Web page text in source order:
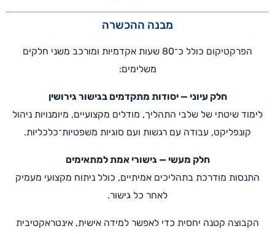
מבנה ההכשרה
הפרקטיקום כולל כ־80 שעות אקדמיות ומורכב משני חלקים
משלימים:
חלק עיוני — יסודות מתקדמים בגישור גירושין
לימוד שיטתי של שלבי התהליך, מודלים מקצועיים, מיומנויות ניהול
קונפליקט, עבודה עם רגשות ועם סוגיות משפטיות־כלכליות.
חלק מעשי — גישורי אמת למתאימים
התנסות מודרכת בתהליכים אמיתיים, כולל ניתוח מקצועי מעמיק
לאחר כל גישור.
הקבוצה קטנה יחסית כדי לאפשר למידה אישית, אינטראקטיבית